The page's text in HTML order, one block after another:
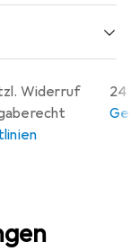
Widerruf
24